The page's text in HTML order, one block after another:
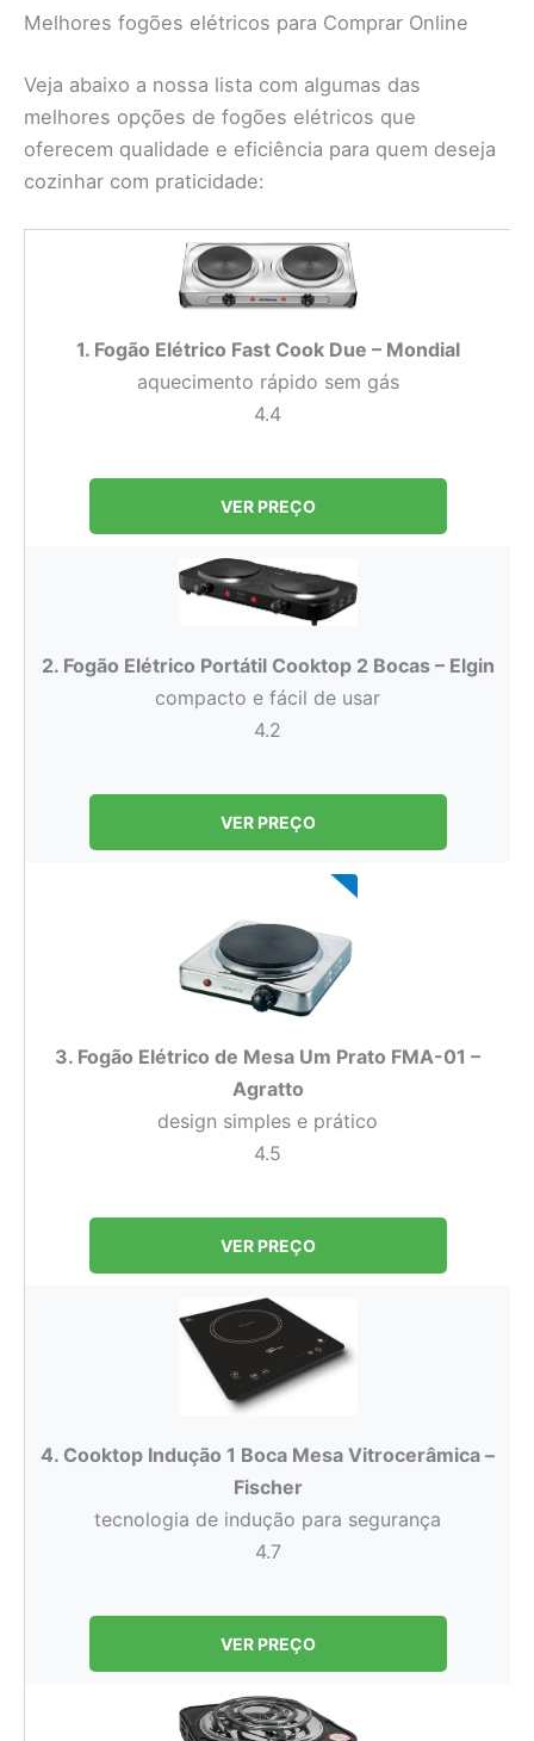
Melhores fogões elétricos para Comprar Online
Veja abaixo a nossa lista com algumas das
melhores opções de fogões elétricos que
oferecem qualidade e eficiência para quem deseja
cozinhar com praticidade:
1. Fogão Elétrico Fast Cook Due – Mondial
aquecimento rápido sem gás
4.4
VER PREÇO
2. Fogão Elétrico Portátil Cooktop 2 Bocas – Elgin
compacto e fácil de usar
4.2
VER PREÇO
3. Fogão Elétrico de Mesa Um Prato FMA-01 –
Agratto
design simples e prático
4.5
VER PREÇO
4. Cooktop Indução 1 Boca Mesa Vitrocerâmica –
Fischer
tecnologia de indução para segurança
4.7
VER PREÇO